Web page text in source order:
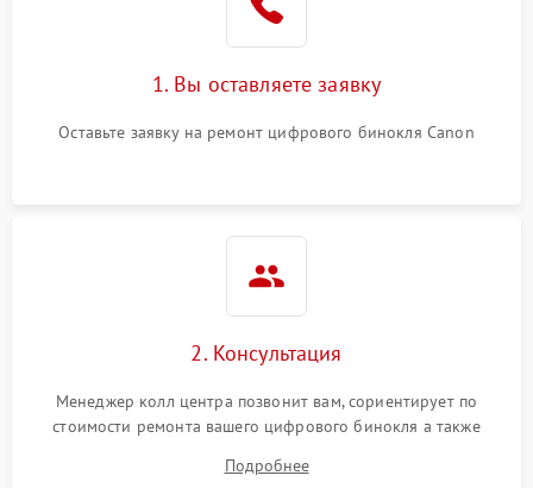
1. Вы оставляете заявку
Оставьте заявку на ремонт цифрового бинокля Canon
2. Консультация
Менеджер колл центра позвонит вам, сориентирует по
стоимости ремонта вашего цифрового бинокля а также
Подробнее